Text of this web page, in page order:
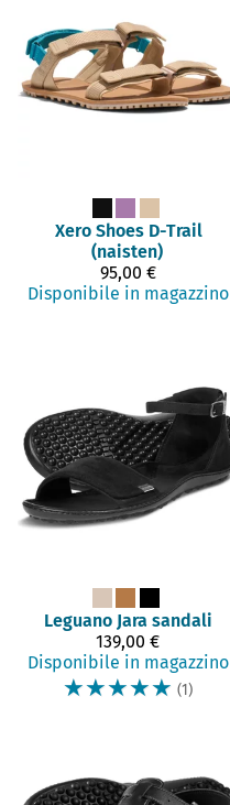
Xero Shoes D-Trail
(naisten)
95,00 €
Disponibile in magazzino
Leguano Jara sandali
139,00 €
Disponibile in magazzino
☆☆☆☆☆ (1)